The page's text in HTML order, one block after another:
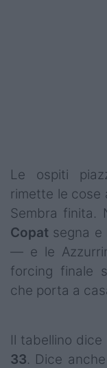
Le ospiti
rimette le cose
Sembra finita.
Copat segna e
— e le
forcing finale
che porta a
Il tabellino dice
33. Dice